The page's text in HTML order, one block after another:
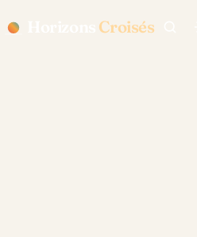
Croisés